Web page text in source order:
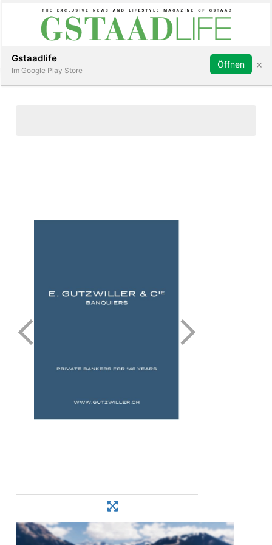
Subscribe Sign in
Gstaadlife
Im Google Play Store
Öffnen ×